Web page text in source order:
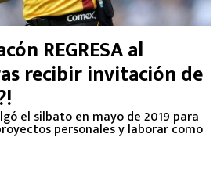
REGRESA al
recibir invitación de
el silbato en mayo de 2019 para
personales y laborar como